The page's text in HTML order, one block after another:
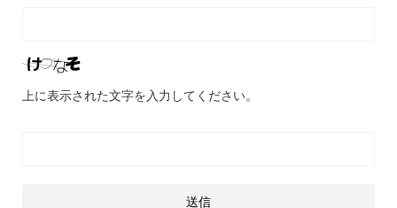
上に表示された文字を入力してください。